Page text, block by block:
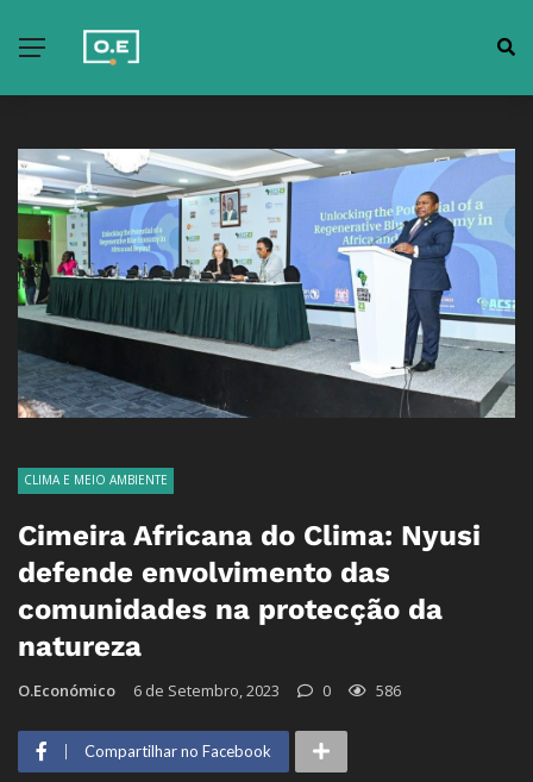
CLIMA E MEIO AMBIENTE
Cimeira Africana do Clima: Nyusi
defende envolvimento das
comunidades na protecção da
natureza
O.Económico 6 de Setembro, 2023 0 586
Compartilhar no Facebook